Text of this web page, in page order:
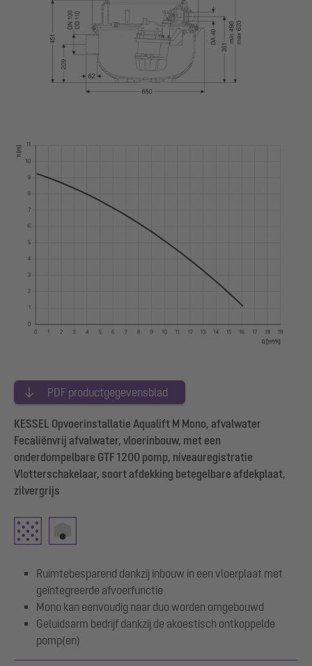
PDF productgegevensblad
KESSEL Opvoerinstallatie Aqualift M Mono, afvalwater
Fecaliënvrij afvalwater, vloerinbouw, met een
onderdompelbare GTF 1200 pomp, niveauregistratie
Vlotterschakelaar, soort afdekking betegelbare afdekplaat,
zilvergrijs
Ruimtebesparend dankzij inbouw in een vloerplaat met
geïntegreerde afvoerfunctie
Mono kan eenvoudig naar duo worden omgebouwd
Geluidsarm bedrijf dankzij de akoestisch ontkoppelde
pomp(en)